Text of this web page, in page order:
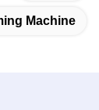
Machine